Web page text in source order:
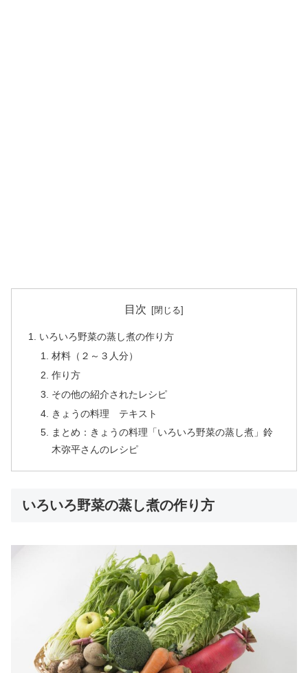
目次
いろいろ野菜の蒸し煮の作り方
材料（２～３人分）
作り方
その他の紹介されたレシピ
きょうの料理 テキスト
まとめ：きょうの料理「いろいろ野菜の蒸し煮」鈴
木弥平さんのレシピ
いろいろ野菜の蒸し煮の作り方